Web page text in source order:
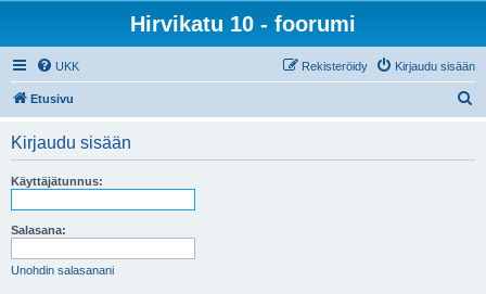
Hirvikatu 10 - foorumi
UKK Kirjaudu sisään
Rekisteröidy
Etusivu
Kirjaudu sisään
Käyttäjätunnus:
Salasana:
Unohdin salasanani